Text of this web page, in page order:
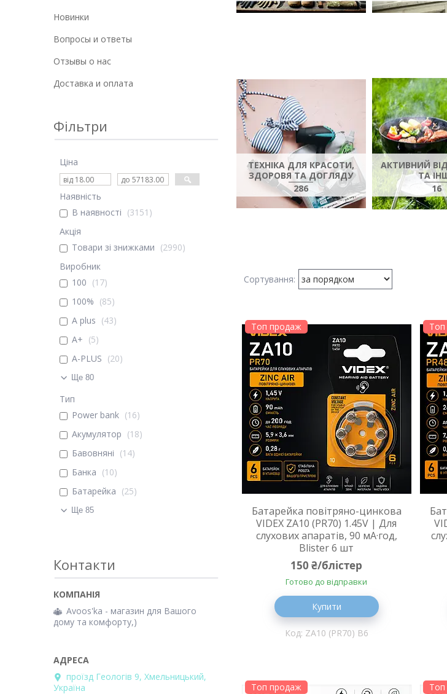
ТЕХНІКА ДЛЯ КРАСОТИ,
ЗДОРОВЯ ТА ДОГЛЯДУ
286
АКТИВНИЙ
ТА
16
Топ продаж
Батарейка повітряно-цинкова
VIDEX ZA10 (PR70) 1.45V | Для
слухових апаратів, 90 мА·год,
Blister 6 шт
150 ₴/блістер
Готово до відправки
Купити
ZA10 (PR70) B6
Топ продаж
Новинки
Вопросы и ответы
Отзывы о нас
Доставка и оплата
Фільтри
Ціна
Наявність
В наявності
3151
Акція
Товари зі знижками
2990
Виробник
100
17
100%
85
A plus
43
A+
5
A-PLUS
20
Ще 80
Тип
Power bank
16
Акумулятор
18
Бавовняні
14
Банка
10
Батарейка
25
Ще 85
Контакти
Avoos'ka - магазин для Вашого
дому та комфорту,)
проїзд Геологів 9, Хмельницький,
Україна